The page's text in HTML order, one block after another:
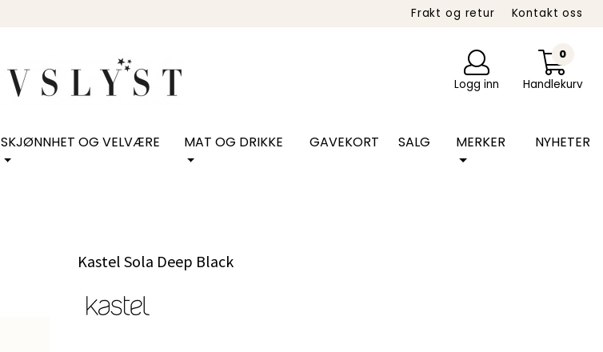
Frakt og retur Kontakt oss
Logg inn
0
Handlekurv
SKJØNNHET OG VELVÆRE MAT OG DRIKKE GAVEKORT SALG MERKER NYHETER
Kastel Sola Deep Black